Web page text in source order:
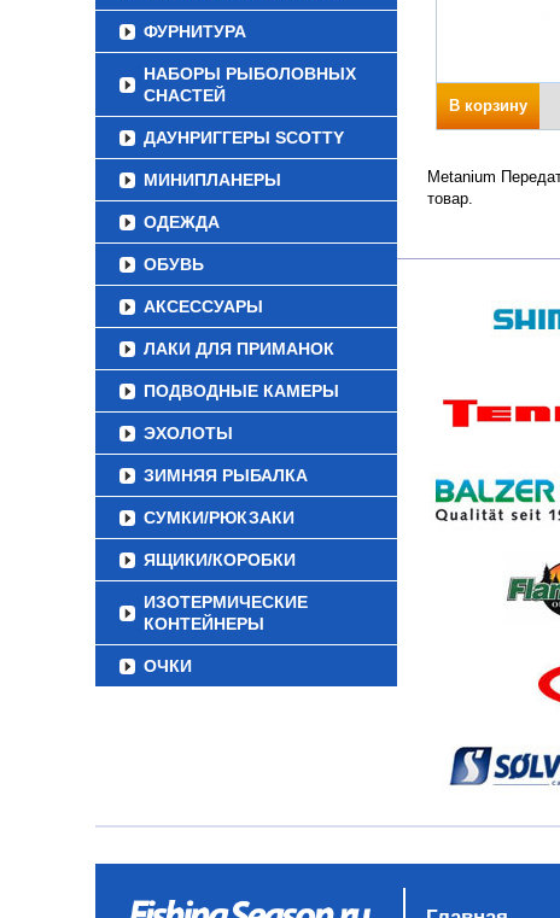
ФУРНИТУРА
НАБОРЫ РЫБОЛОВНЫХ
СНАСТЕЙ
ДАУНРИГГЕРЫ SCOTTY
МИНИПЛАНЕРЫ
ОДЕЖДА
ОБУВЬ
АКСЕССУАРЫ
ЛАКИ ДЛЯ ПРИМАНОК
ПОДВОДНЫЕ КАМЕРЫ
ЭХОЛОТЫ
ЗИМНЯЯ РЫБАЛКА
СУМКИ/РЮКЗАКИ
ЯЩИКИ/КОРОБКИ
ИЗОТЕРМИЧЕСКИЕ
КОНТЕЙНЕРЫ
ОЧКИ
В корзину
Metanium
товар.